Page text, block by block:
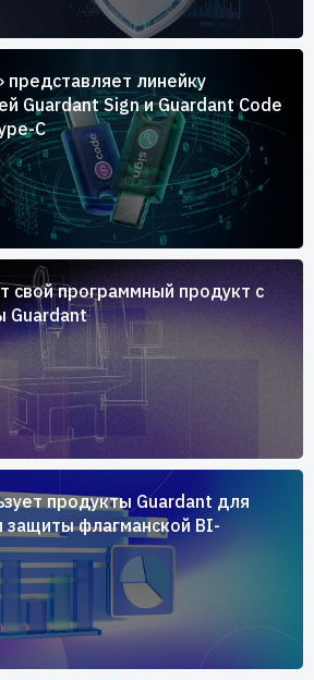
представляет линейку
Guardant Sign и Guardant Code
C
свой программный продукт с
Guardant
продукты Guardant для
защиты флагманской BI-